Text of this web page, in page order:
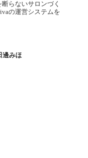
らないサロンづく
の運営システムを
邊みほ